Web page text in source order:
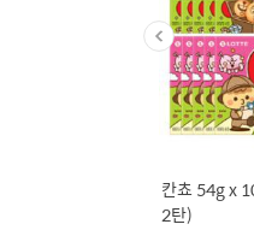
칸쵸 54g x 10개 (내 이름
2탄)